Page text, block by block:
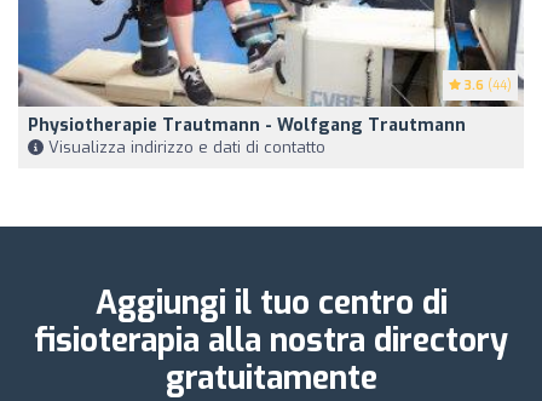
3.6 (44)
Physiotherapie Trautmann - Wolfgang Trautmann
Visualizza indirizzo e dati di contatto
Aggiungi il tuo centro di
fisioterapia alla nostra directory
gratuitamente